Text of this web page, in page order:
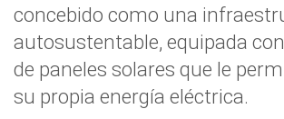
concebido como una
autosustentable, equipada
de paneles solares que le
su propia energía eléctrica.